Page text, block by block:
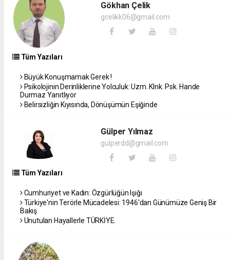
Gökhan Çelik
gcelikk06@gmail.com
Tüm Yazıları
Büyük Konuşmamak Gerek !
Psikolojinin Derinliklerine Yolculuk: Uzm. Klnk. Psk. Hande
Durmaz Yanıtlıyor
Belirsizliğin Kıyısında, Dönüşümün Eşiğinde
Gülper Yılmaz
gulperdd@gmail.com
Tüm Yazıları
Cumhuriyet ve Kadın: Özgürlüğün Işığı
Türkiye'nin Terörle Mücadelesi: 1946'dan Günümüze Geniş Bir
Bakış
Unutulan Hayallerle TÜRKİYE.